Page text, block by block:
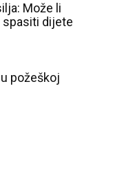
Može li
dijete
požeškoj